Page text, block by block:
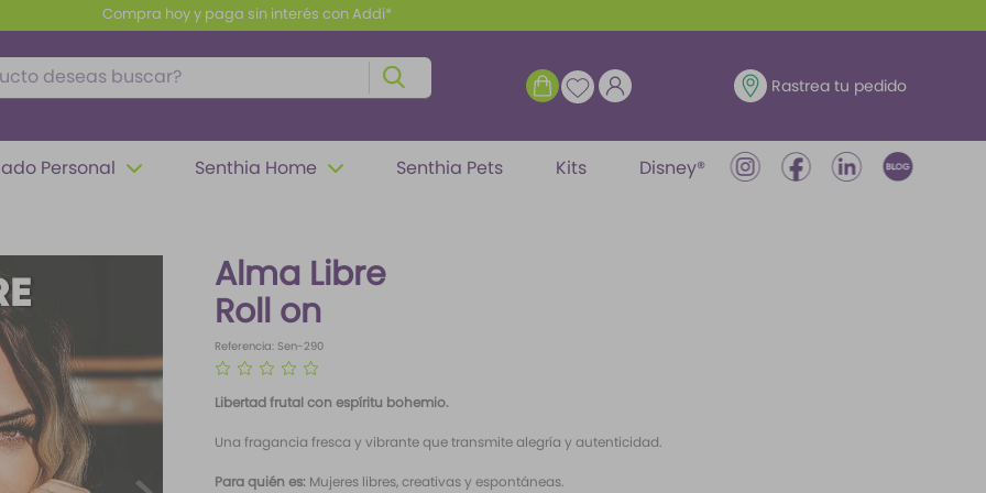
Compra hoy y paga sin interés con Addi*
deseas buscar? ENTRAR Rastrea tu pedido
Personal Senthia Home Senthia Pets Kits
Disney®
Alma Libre
Roll on
Referencia: Sen-290
Libertad frutal con espíritu bohemio.
Una fragancia fresca y vibrante que transmite alegría y autenticidad.
Para quién es: Mujeres libres, creativas y espontáneas.